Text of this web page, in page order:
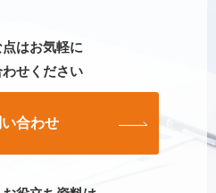
はお気軽に
せください
合わせ